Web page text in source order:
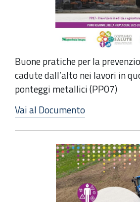
Buone pratiche per la
cadute dall’alto nei lavori in
ponteggi metallici (PP07)
Vai al Documento